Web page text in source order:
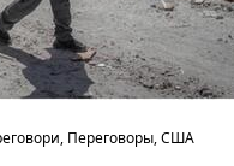
, Переговоры,США